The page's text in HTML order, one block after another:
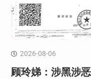
2026-08-06
顾玲娣：涉黑涉